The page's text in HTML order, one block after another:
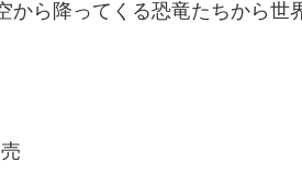
から降ってくる恐竜たちから世